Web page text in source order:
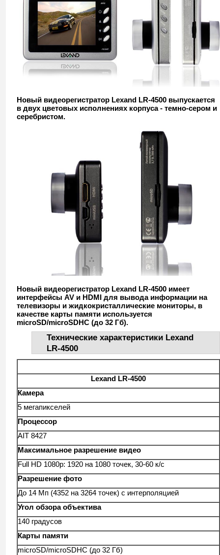
Новый видеорегистратор Lexand LR-4500 выпускается
в двух цветовых исполнениях корпуса - темно-сером и
серебристом.
Новый видеорегистратор Lexand LR-4500 имеет
интерфейсы AV и HDMI для вывода информации на
телевизоры и жидкокристаллические мониторы, в
качестве карты памяти используется
microSD/microSDHC (до 32 Гб).
Технические характеристики Lexand
LR-4500
Lexand LR-4500
Камера
5 мегапикселей
Процессор
AIT 8427
Максимальное разрешение видео
Full HD 1080p: 1920 на 1080 точек, 30-60 к/с
Разрешение фото
До 14 Мп (4352 на 3264 точек) с интерполяцией
Угол обзора объектива
140 градусов
Карты памяти
microSD/microSDHC (до 32 Гб)